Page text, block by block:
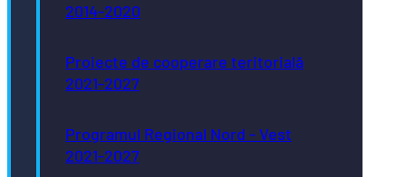
2014-2020
Proiecte de cooperare teritorială
2021-2027
Programul Regional Nord - Vest
2021-2027